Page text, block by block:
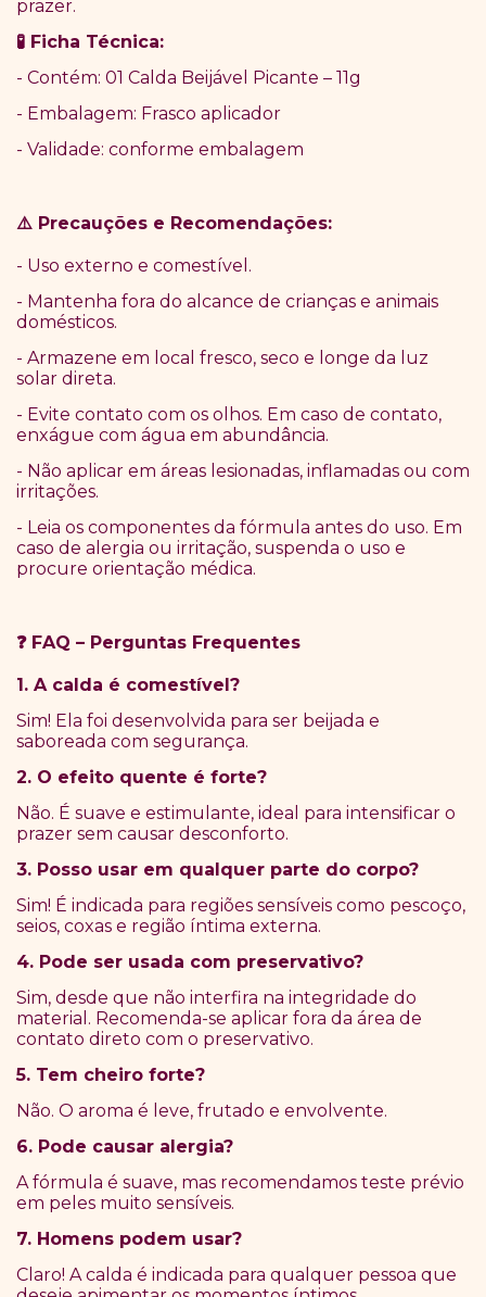
prazer.
🧪 Ficha Técnica:
- Contém: 01 Calda Beijável Picante – 11g
- Embalagem: Frasco aplicador
- Validade: conforme embalagem
⚠️ Precauções e Recomendações:
- Uso externo e comestível.
- Mantenha fora do alcance de crianças e animais
domésticos.
- Armazene em local fresco, seco e longe da luz
solar direta.
- Evite contato com os olhos. Em caso de contato,
enxágue com água em abundância.
- Não aplicar em áreas lesionadas, inflamadas ou com
irritações.
- Leia os componentes da fórmula antes do uso. Em
caso de alergia ou irritação, suspenda o uso e
procure orientação médica.
❓FAQ – Perguntas Frequentes
1. A calda é comestível?
Sim! Ela foi desenvolvida para ser beijada e
saboreada com segurança.
2. O efeito quente é forte?
Não. É suave e estimulante, ideal para intensificar o
prazer sem causar desconforto.
3. Posso usar em qualquer parte do corpo?
Sim! É indicada para regiões sensíveis como pescoço,
seios, coxas e região íntima externa.
4. Pode ser usada com preservativo?
Sim, desde que não interfira na integridade do
material. Recomenda-se aplicar fora da área de
contato direto com o preservativo.
5. Tem cheiro forte?
Não. O aroma é leve, frutado e envolvente.
6. Pode causar alergia?
A fórmula é suave, mas recomendamos teste prévio
em peles muito sensíveis.
7. Homens podem usar?
Claro! A calda é indicada para qualquer pessoa que